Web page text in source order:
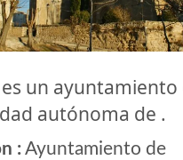
un ayuntamiento
autónoma de .
:Ayuntamiento de